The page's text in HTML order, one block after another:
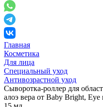
Главная
Косметика
Для лица
Специальный уход
Антивозрастной уход
Сыворотка-роллер для
алоэ вера от Baby Bright,